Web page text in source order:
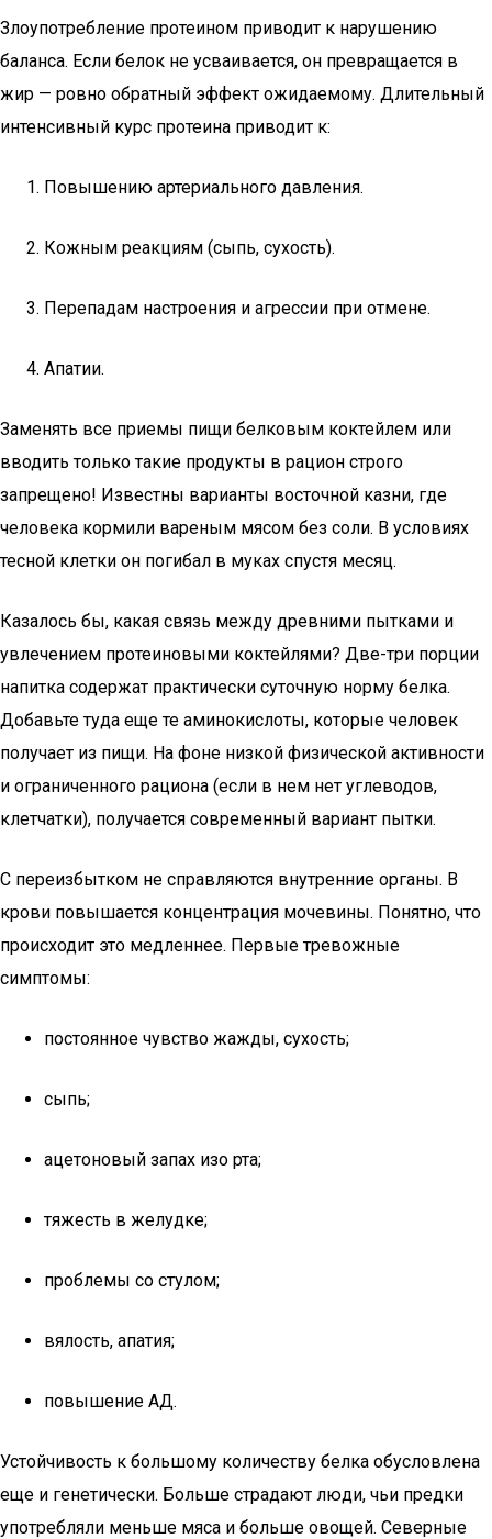
Злоупотребление протеином приводит к нарушению
баланса. Если белок не усваивается, он превращается в
жир — ровно обратный эффект ожидаемому. Длительный
интенсивный курс протеина приводит к:
Повышению артериального давления.
Кожным реакциям (сыпь, сухость).
Перепадам настроения и агрессии при отмене.
Апатии.
Заменять все приемы пищи белковым коктейлем или
вводить только такие продукты в рацион строго
запрещено! Известны варианты восточной казни, где
человека кормили вареным мясом без соли. В условиях
тесной клетки он погибал в муках спустя месяц.
Казалось бы, какая связь между древними пытками и
увлечением протеиновыми коктейлями? Две-три порции
напитка содержат практически суточную норму белка.
Добавьте туда еще те аминокислоты, которые человек
получает из пищи. На фоне низкой физической активности
и ограниченного рациона (если в нем нет углеводов,
клетчатки), получается современный вариант пытки.
С переизбытком не справляются внутренние органы. В
крови повышается концентрация мочевины. Понятно, что
происходит это медленнее. Первые тревожные
симптомы:
постоянное чувство жажды, сухость;
сыпь;
ацетоновый запах изо рта;
тяжесть в желудке;
проблемы со стулом;
вялость, апатия;
повышение АД.
Устойчивость к большому количеству белка обусловлена
еще и генетически. Больше страдают люди, чьи предки
употребляли меньше мяса и больше овощей. Северные